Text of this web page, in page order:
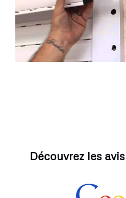
Découvrez les